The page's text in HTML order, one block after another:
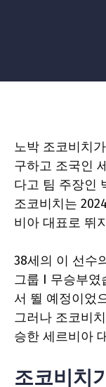
노박 조코비치
구하고 조국인
다고 팀 주장인
조코비치는
비아 대표로 뛰
38세의 이 선수
그룹 I 무승부였
서 뛸 예정이었
그러나 조코비
승한 세르비아
조코비치